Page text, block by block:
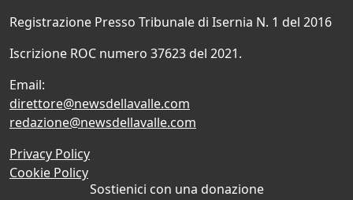
Registrazione Presso Tribunale di Isernia N. 1 del 2016
Iscrizione ROC numero 37623 del 2021.
Email:
direttore@newsdellavalle.com
redazione@newsdellavalle.com
Privacy Policy
Cookie Policy
Sostienici con una donazione